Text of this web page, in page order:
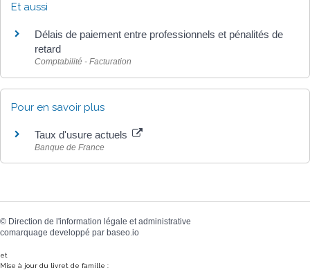
Et aussi
Délais de paiement entre professionnels et pénalités de
retard
Comptabilité - Facturation
Pour en savoir plus
Taux d'usure actuels
Banque de France
© Direction de l'information légale et administrative
comarquage developpé par baseo.io
et
Mise à jour du livret de famille :